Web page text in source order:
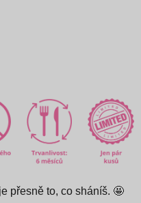
přesně to, co sháníš. 🤩